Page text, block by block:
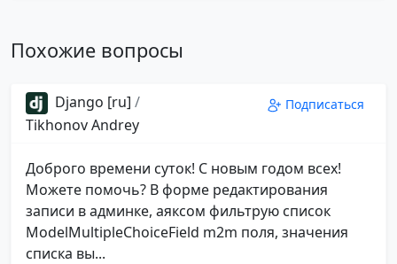
Похожие вопросы
Django [ru] /
Tikhonov Andrey
Подписаться
Доброго времени суток! С новым годом всех!
Можете помочь? В форме редактирования
записи в админке, аяксом фильтрую список
ModelMultipleChoiceField m2m поля, значения
списка вы...